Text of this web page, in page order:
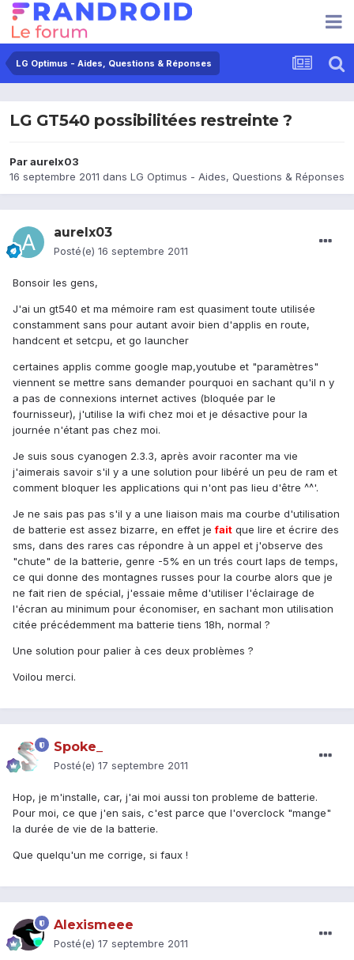
LG Optimus - Aides, Questions & Réponses
LG GT540 possibilitées restreinte ?
Paraurelx03
16 septembre 2011 dans LG Optimus - Aides, Questions & Réponses
aurelx03
Posté(e) 16 septembre 2011
Bonsoir les gens,
J'ai un gt540 et ma mémoire ram est quasiment toute utilisée
constamment sans pour autant avoir bien d'applis en route,
handcent et setcpu, et go launcher
certaines applis comme google map,youtube et "paramètres"
viennent se mettre sans demander pourquoi en sachant qu'il n y
a pas de connexions internet actives (bloquée par le
fournisseur), j'utilise la wifi chez moi et je désactive pour la
journée n'étant pas chez moi.
Je suis sous cyanogen 2.3.3, après avoir raconter ma vie
j'aimerais savoir s'il y a une solution pour libéré un peu de ram et
comment bloquer les applications qui n'ont pas lieu d'être ^^'.
Je ne sais pas pas s'il y a une liaison mais ma courbe d'utilisation
de batterie est assez bizarre, en effet jefait que lire et écrire des
sms, dans des rares cas répondre à un appel et j'observe des
"chute" de la batterie, genre -5% en un trés court laps de temps,
ce qui donne des montagnes russes pour la courbe alors que je
ne fait rien de spécial, j'essaie même d'utiliser l'éclairage de
l'écran au minimum pour économiser, en sachant mon utilisation
citée précédemment ma batterie tiens 18h, normal ?
Une solution pour palier à ces deux problèmes ?
Voilou merci.
Spoke_
Posté(e) 17 septembre 2011
Hop, je m'installe, car, j'ai moi aussi ton probleme de batterie.
Pour moi, ce que j'en sais, c'est parce que l'overclock "mange"
la durée de vie de la batterie.
Que quelqu'un me corrige, si faux !
Alexismeee
Posté(e) 17 septembre 2011